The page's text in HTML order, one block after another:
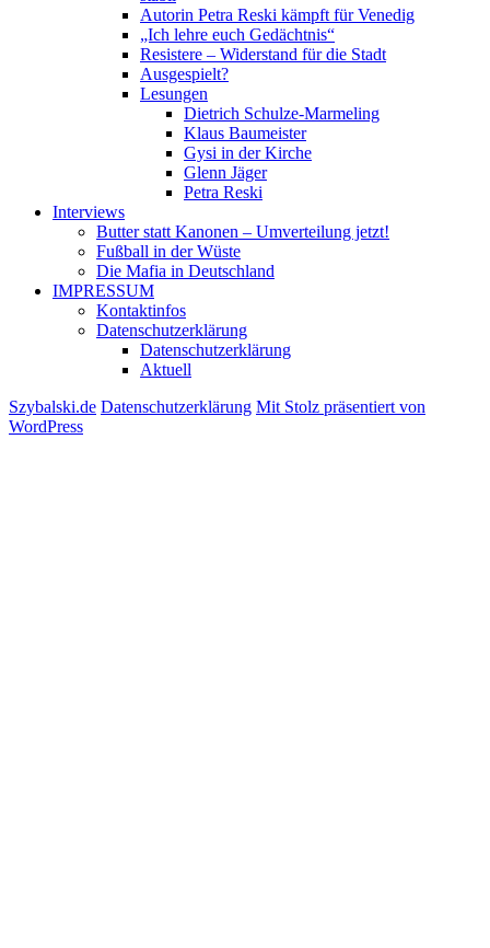
Autorin Petra Reski kämpft für Venedig
„Ich lehre euch Gedächtnis“
Resistere – Widerstand für die Stadt
Ausgespielt?
Lesungen
Dietrich Schulze-Marmeling
Klaus Baumeister
Gysi in der Kirche
Glenn Jäger
Petra Reski
Interviews
Butter statt Kanonen – Umverteilung jetzt!
Fußball in der Wüste
Die Mafia in Deutschland
IMPRESSUM
Kontaktinfos
Datenschutzerklärung
Datenschutzerklärung
Aktuell
Szybalski.de Datenschutzerklärung Mit Stolz präsentiert von
WordPress